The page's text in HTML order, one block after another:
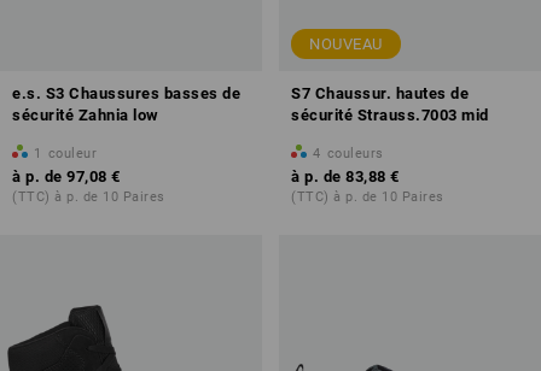
e.s. S3 Chaussures basses de
sécurité Zahnia low
1 couleur
à p. de 97,08 €
(TTC) à p. de 10 Paires
NOUVEAU
S7 Chaussur. hautes de
sécurité Strauss.7003 mid
4 couleurs
à p. de 83,88 €
(TTC) à p. de 10 Paires